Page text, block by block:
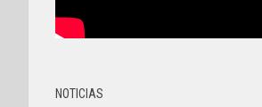
NOTICIAS